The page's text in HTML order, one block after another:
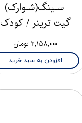
اسلینگ(شلوارک)
گیت ترینر / کودک
۲,۱۵۸,۰۰۰ تومان
افزودن به سبد خرید